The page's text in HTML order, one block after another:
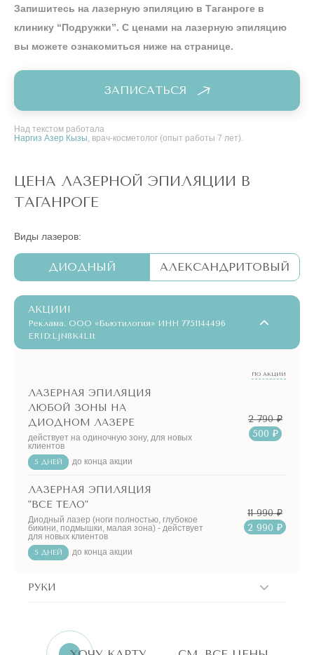
Запишитесь на лазерную эпиляцию в Таганроге в
клинику “Подружки”. С ценами на лазерную эпиляцию
вы можете ознакомиться ниже на странице.
ЗАПИСАТЬСЯ
Над текстом работала
Наргиз Азер Кызы, врач-косметолог (опыт работы 7 лет).
ЦЕНА ЛАЗЕРНОЙ ЭПИЛЯЦИИ В
ТАГАНРОГЕ
Виды лазеров:
ДИОДНЫЙ АЛЕКСАНДРИТОВЫЙ
АКЦИИ!
Реклама. ООО «Бьютилогия» ИНН 7751144496
ERID:LjN8K4L1t
ПО АКЦИИ
ЛАЗЕРНАЯ ЭПИЛЯЦИЯ
ЛЮБОЙ ЗОНЫ НА
ДИОДНОМ ЛАЗЕРЕ
действует на одиночную зону, для новых
клиентов
5 ДНЕЙ до конца акции
2 790 ₽
500 ₽
ЛАЗЕРНАЯ ЭПИЛЯЦИЯ
"ВСЕ ТЕЛО"
Диодный лазер (ноги полностью, глубокое
бикини, подмышки, малая зона) - действует
для новых клиентов
5 ДНЕЙ до конца акции
11 990 ₽
2 990 ₽
РУКИ
«Бьютилогия»
ERID:LjN8K4L1t